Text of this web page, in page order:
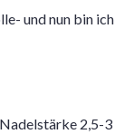
und nun bin ich
2,5-3